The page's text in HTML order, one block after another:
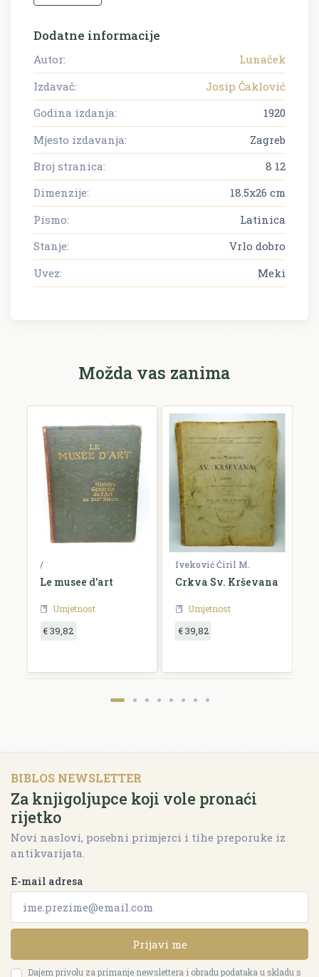
Dodatne informacije
Autor:
Lunaček
Izdavač:
Josip Čaklović
Godina izdanja:
1920
Mjesto izdavanja:
Zagreb
Broj stranica:
8 12
Dimenzije:
18.5x26 cm
Pismo:
Latinica
Stanje:
Vrlo dobro
Uvez:
Meki
Možda vas zanima
/
Le musee d'art
Umjetnost
€ 39,82
Iveković Ćiril M.
Crkva Sv. Krševana
Umjetnost
€ 39,82
BIBLOS NEWSLETTER
Za knjigoljupce koji vole pronaći
rijetko
Novi naslovi, posebni primjerci i tihe preporuke iz
antikvarijata.
E-mail adresa
Prijavi me
Dajem privolu za primanje newslettera i obradu podataka u skladu s